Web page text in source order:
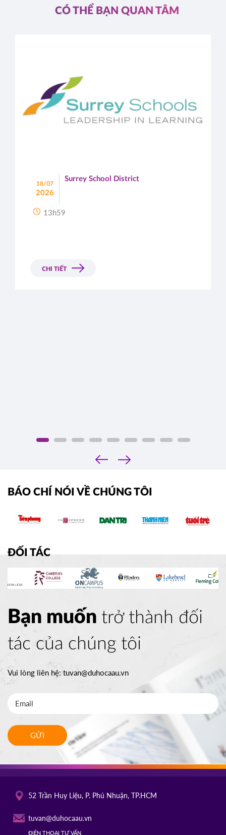
CÓ THỂ BẠN QUAN TÂM
18/07
2026
Surrey School District
13h59
CHI TIẾT
‹
›
BÁO CHÍ NÓI VỀ CHÚNG TÔI
ĐỐI TÁC
Bạn muốn trở thành đối
tác của chúng tôi
Vui lòng liên hệ: tuvan@duhocaau.vn
GỬI
52 Trần Huy Liệu, P. Phú Nhuận, TP.HCM
tuvan@duhocaau.vn
ĐIỆN THOẠI TƯ VẤN